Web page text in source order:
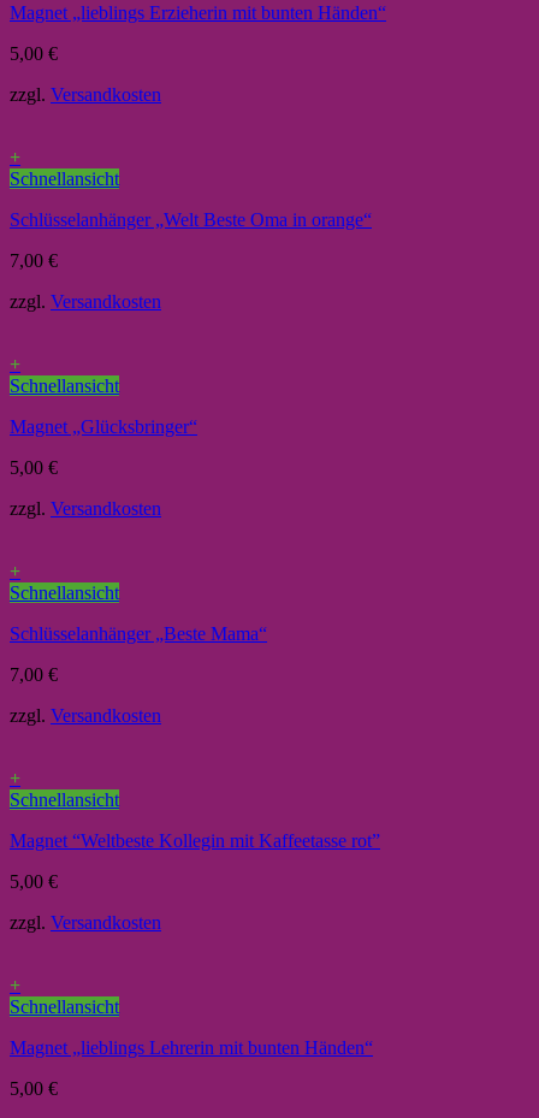
Magnet „lieblings Erzieherin mit bunten Händen“
5,00 €
zzgl. Versandkosten
+
Schnellansicht
Schlüsselanhänger „Welt Beste Oma in orange“
7,00 €
zzgl. Versandkosten
+
Schnellansicht
Magnet „Glücksbringer“
5,00 €
zzgl. Versandkosten
+
Schnellansicht
Schlüsselanhänger „Beste Mama“
7,00 €
zzgl. Versandkosten
+
Schnellansicht
Magnet “Weltbeste Kollegin mit Kaffeetasse rot”
5,00 €
zzgl. Versandkosten
+
Schnellansicht
Magnet „lieblings Lehrerin mit bunten Händen“
5,00 €